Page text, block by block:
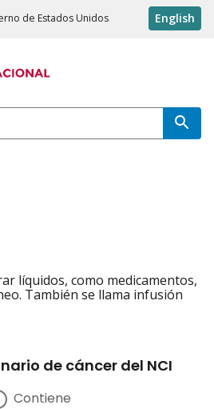
de Estados Unidos English
líquidos, como medicamentos,
También se llama infusión
de cáncer del NCI
Contiene